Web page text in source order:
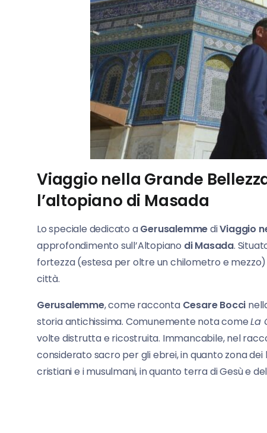
Viaggio nella Grande
l’altopiano di Masada
Lo speciale dedicato aGerusalemmediViaggio
approfondimento sull’Altopiano di Masada.
fortezza (estesa per oltre un chilometro e
città.
Gerusalemme, come racconta Cesare Bocci
storia antichissima. Comunemente nota comeLa
volte distrutta e ricostruita. Immancabile, nel
considerato sacro per gli ebrei, in quanto zona
cristiani e i musulmani, in quanto terra di Gesù e